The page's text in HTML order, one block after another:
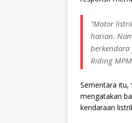
“Motor
harian.
berkendara
Riding
Sementara itu,
mengatakan
kendaraan